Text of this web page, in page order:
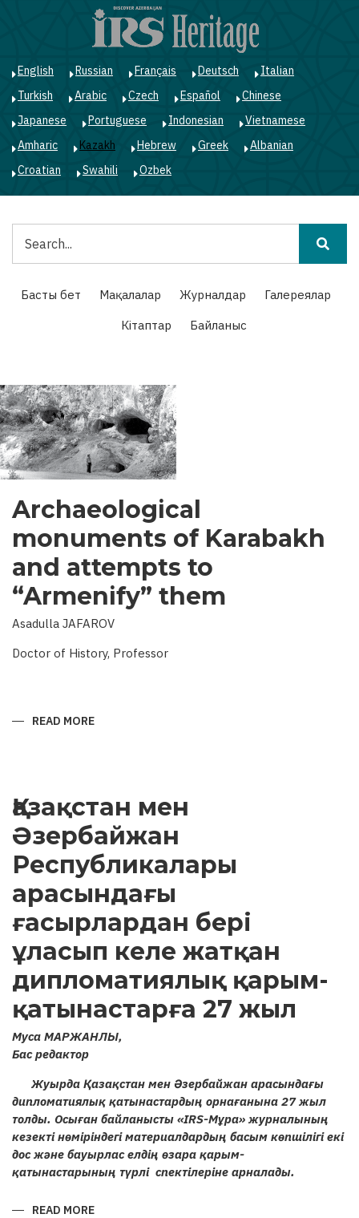
English Russian Français Deutsch
Italian
Turkish
Arabic Czech Español
Chinese
Japanese
Portuguese Indonesian
Vietnamese
Amharic
Kazakh Hebrew Greek
Albanian
Croatian
Swahili Ozbek
Main
navigation
Басты бет Мақалалар Журналдар
Галереялар
Кітаптар
Байланыс
Archaeological
monuments of Karabakh
and attempts to
“Armenify” them
Asadulla JAFAROV
Doctor of History, Professor
READ MORE
TO
“ARMENIFY”
THEM
Қазақстан мен
Әзербайжан
Республикалары
арасындағы
ғасырлардан бері
ұласып келе жатқан
дипломатиялық қарым-
қатынастарға 27 жыл
Муса МАРЖАНЛЫ,
Бас редактор
Жуырда Қазақстан мен Әзербайжан арасындағы
дипломатиялық қатынастардың орнағанына 27 жыл
толды. Осыған байланысты «IRS-Мұра» журналының
кезекті нөміріндегі материалдардың басым көпшілігі екі
дос және бауырлас елдің өзара қарым-
қатынастарының түрлі спектілеріне арналады.
READ MORE